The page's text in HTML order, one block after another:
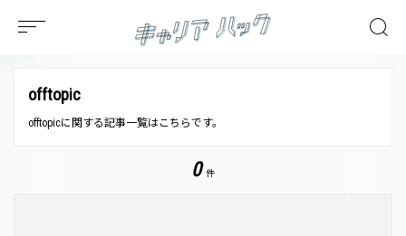
offtopic
offtopicに関する記事一覧はこちらです。
0 件